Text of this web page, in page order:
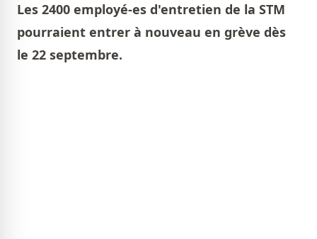
Les 2400 employé-es d'entretien de la STM
pourraient entrer à nouveau en grève dès
le 22 septembre.